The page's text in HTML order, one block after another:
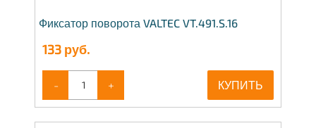
Фиксатор поворота VALTEC VT.491.S.16
133 руб.
- + КУПИТЬ